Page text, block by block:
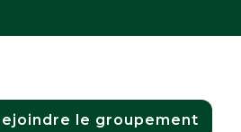
le groupement